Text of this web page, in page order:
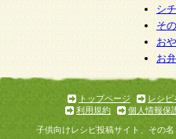
シ
そ
お
お
トップページ
レシピ
利用規約
個人情報保
子供向けレシピ投稿サイト、その